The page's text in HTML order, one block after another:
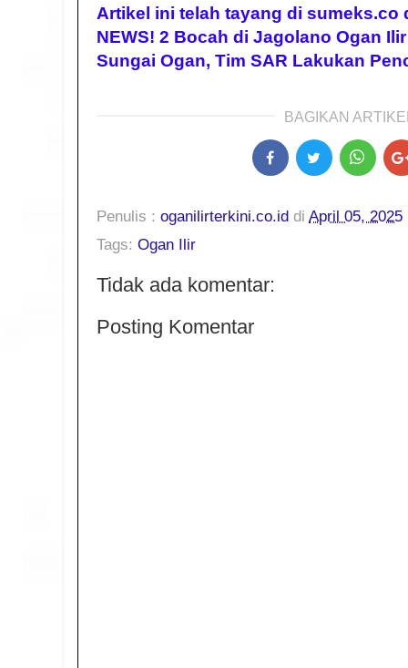
Artikel ini telah tayang di sumeks.co
NEWS! 2 Bocah di Jagolano Ogan
Sungai Ogan, Tim SAR Lakukan
BAGIKAN
Penulis : oganilirterkini.co.id di April 05, 2025
Tags: Ogan Ilir
Tidak ada komentar:
Posting Komentar